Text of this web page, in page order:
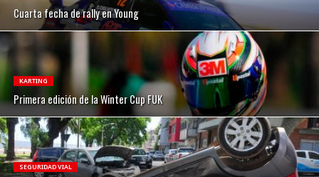
Cuarta fecha de rally en Young
KARTING
Primera edición de la Winter Cup FUK
SEGURIDAD VIAL